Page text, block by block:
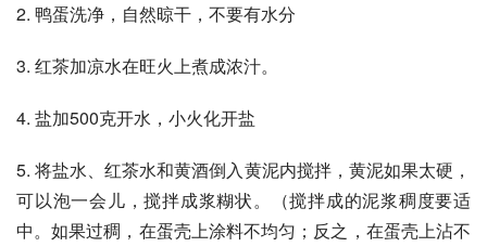
2. 鸭蛋洗净，自然晾干，不要有水分
3. 红茶加凉水在旺火上煮成浓汁。
4. 盐加500克开水，小火化开盐
5. 将盐水、红茶水和黄酒倒入黄泥内搅拌，黄泥如果太硬，
可以泡一会儿，搅拌成浆糊状。（搅拌成的泥浆稠度要适
中。如果过稠，在蛋壳上涂料不均匀；反之，在蛋壳上沾不